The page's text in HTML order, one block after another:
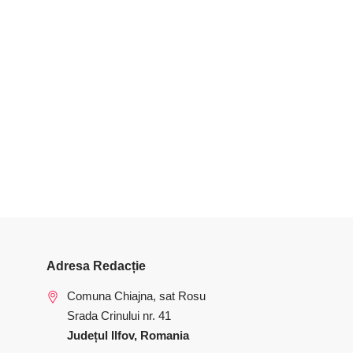
Adresa Redacție
Comuna Chiajna, sat Rosu
Srada Crinului nr. 41
Județul Ilfov, Romania